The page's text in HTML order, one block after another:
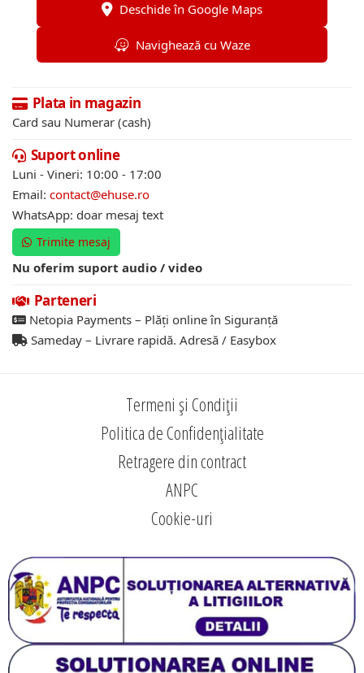
Deschide în Google Maps
Navighează cu Waze
Plata in magazin
Card sau Numerar (cash)
Suport online
Luni - Vineri: 10:00 - 17:00
Email: contact@ehuse.ro
WhatsApp: doar mesaj text
Trimite mesaj
Nu oferim suport audio / video
Parteneri
Netopia Payments – Plăți online în Siguranță
Sameday – Livrare rapidă. Adresă / Easybox
Termeni și Condiții
Politica de Confidențialitate
Retragere din contract
ANPC
Cookie-uri